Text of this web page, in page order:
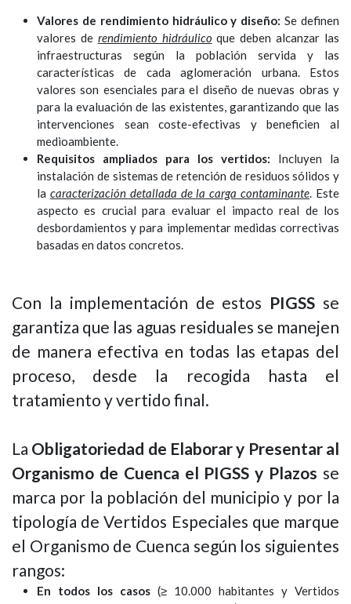
Valores de rendimiento hidráulico y diseño: Se definen
valores de rendimiento hidráulico que deben alcanzar las
infraestructuras según la población servida y las
características de cada aglomeración urbana. Estos
valores son esenciales para el diseño de nuevas obras y
para la evaluación de las existentes, garantizando que las
intervenciones sean coste-efectivas y beneficien al
medioambiente.
Requisitos ampliados para los vertidos: Incluyen la
instalación de sistemas de retención de residuos sólidos y
la caracterización detallada de la carga contaminante. Este
aspecto es crucial para evaluar el impacto real de los
desbordamientos y para implementar medidas correctivas
basadas en datos concretos.
Con la implementación de estos PIGSS se
garantiza que las aguas residuales se manejen
de manera efectiva en todas las etapas del
proceso, desde la recogida hasta el
tratamiento y vertido final.
La Obligatoriedad de Elaborar y Presentar al
Organismo de Cuenca el PIGSS y Plazos se
marca por la población del municipio y por la
tipología de Vertidos Especiales que marque
el Organismo de Cuenca según los siguientes
rangos:
En todos los casos (≥ 10.000 habitantes y Vertidos